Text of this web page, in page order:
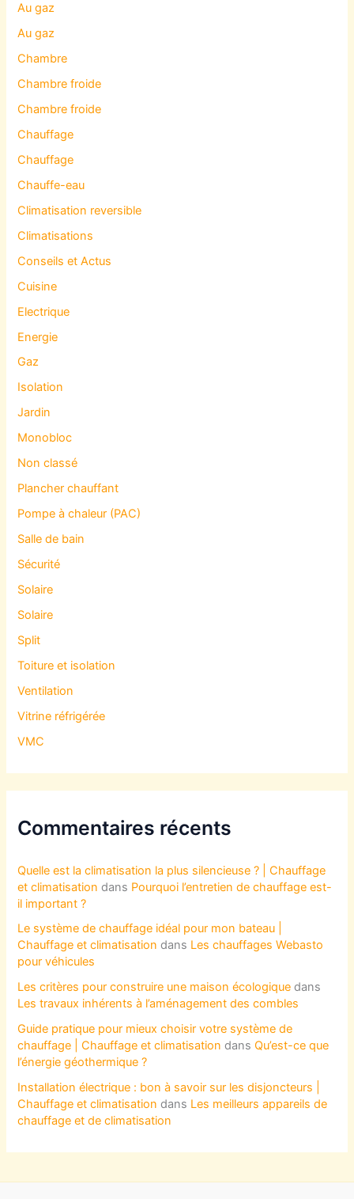
Au gaz
Au gaz
Chambre
Chambre froide
Chambre froide
Chauffage
Chauffage
Chauffe-eau
Climatisation reversible
Climatisations
Conseils et Actus
Cuisine
Electrique
Energie
Gaz
Isolation
Jardin
Monobloc
Non classé
Plancher chauffant
Pompe à chaleur (PAC)
Salle de bain
Sécurité
Solaire
Solaire
Split
Toiture et isolation
Ventilation
Vitrine réfrigérée
VMC
Commentaires récents
Quelle est la climatisation la plus silencieuse ? | Chauffage
et climatisation dans Pourquoi l’entretien de chauffage est-
il important ?
Le système de chauffage idéal pour mon bateau |
Chauffage et climatisation dans Les chauffages Webasto
pour véhicules
Les critères pour construire une maison écologique dans
Les travaux inhérents à l’aménagement des combles
Guide pratique pour mieux choisir votre système de
chauffage | Chauffage et climatisation dansQu’est-ce que
l’énergie géothermique ?
Installation électrique : bon à savoir sur les disjoncteurs |
Chauffage et climatisation dans Les meilleurs appareils de
chauffage et de climatisation